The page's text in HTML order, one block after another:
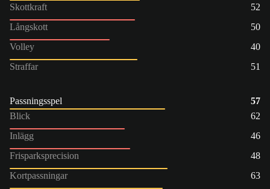
Skottkraft
52
Långskott
50
Volley
40
Straffar
51
Passningsspel
57
Blick
62
Inlägg
46
Frisparksprecision
48
Kortpassningar
63